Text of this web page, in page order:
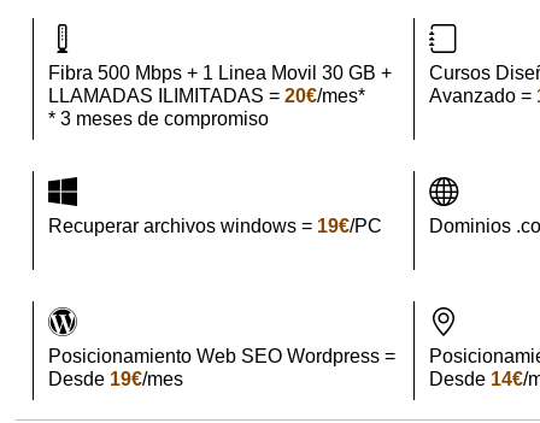
Fibra 500 Mbps + 1 Linea Movil 30 GB +
LLAMADAS ILIMITADAS = 20€/mes*
* 3 meses de compromiso
Cursos
Avanzado =
Recuperar archivos windows = 19€/PC Dominios
Posicionamiento Web SEO Wordpress =
Desde 19€/mes
Desde 14€/